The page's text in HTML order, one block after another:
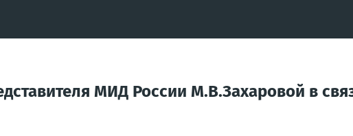
МИД России М.В.Захаровой в